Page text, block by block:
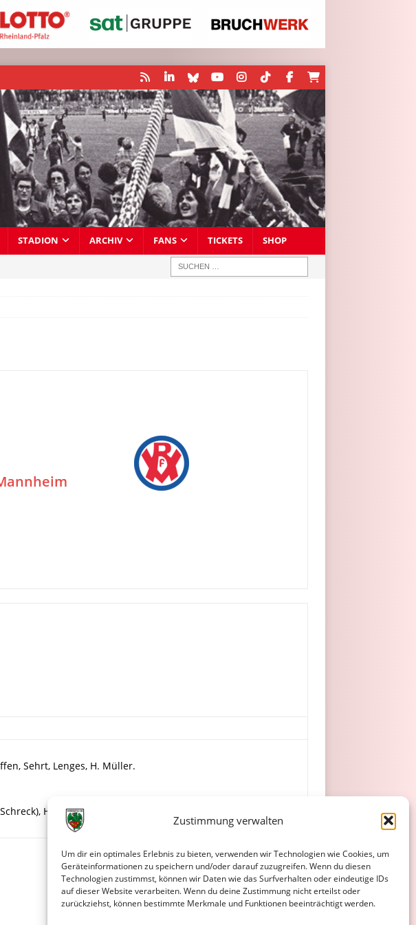
Zustimmung verwalten
Um dir ein optimales Erlebnis zu bieten, verwenden wir Technologien wie Cookies, um
Geräteinformationen zu speichern und/oder darauf zuzugreifen. Wenn du diesen
Technologien zustimmst, können wir Daten wie das Surfverhalten oder eindeutige IDs
auf dieser Website verarbeiten. Wenn du deine Zustimmung nicht erteilst oder
zurückziehst, können bestimmte Merkmale und Funktionen beeinträchtigt werden.
STADION ARCHIV FANS TICKETS SHOP
Sehrt, Lenges, H. Müller.
Heckmann – Wirthwein (Engelhard), Mayer, Meyer,